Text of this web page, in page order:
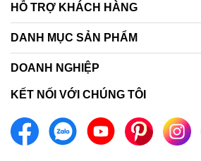
HỖ TRỢ KHÁCH HÀNG
DANH MỤC SẢN PHẨM
DOANH NGHIỆP
KẾT NỐI VỚI CHÚNG TÔI